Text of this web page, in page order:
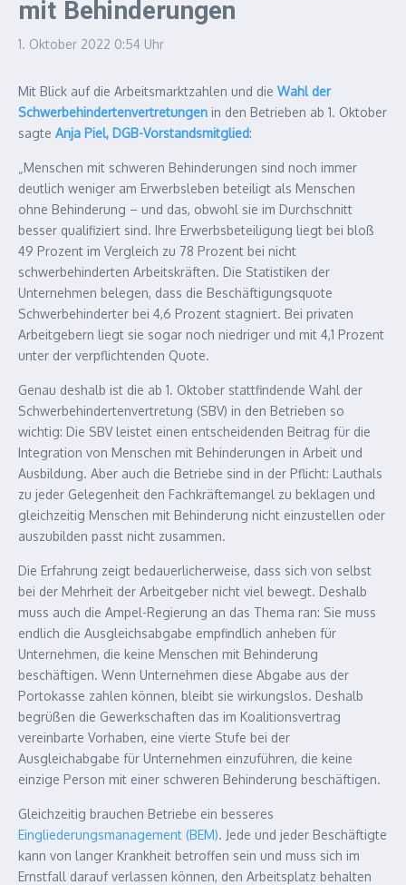
mit Behinderungen
1. Oktober 2022 0:54 Uhr
Mit Blick auf die Arbeitsmarktzahlen und die Wahl der
Schwerbehindertenvertretungen in den Betrieben ab 1. Oktober
sagte Anja Piel, DGB-Vorstandsmitglied:
„Menschen mit schweren Behinderungen sind noch immer
deutlich weniger am Erwerbsleben beteiligt als Menschen
ohne Behinderung – und das, obwohl sie im Durchschnitt
besser qualifiziert sind. Ihre Erwerbsbeteiligung liegt bei bloß
49 Prozent im Vergleich zu 78 Prozent bei nicht
schwerbehinderten Arbeitskräften. Die Statistiken der
Unternehmen belegen, dass die Beschäftigungsquote
Schwerbehinderter bei 4,6 Prozent stagniert. Bei privaten
Arbeitgebern liegt sie sogar noch niedriger und mit 4,1 Prozent
unter der verpflichtenden Quote.
Genau deshalb ist die ab 1. Oktober stattfindende Wahl der
Schwerbehindertenvertretung (SBV) in den Betrieben so
wichtig: Die SBV leistet einen entscheidenden Beitrag für die
Integration von Menschen mit Behinderungen in Arbeit und
Ausbildung. Aber auch die Betriebe sind in der Pflicht: Lauthals
zu jeder Gelegenheit den Fachkräftemangel zu beklagen und
gleichzeitig Menschen mit Behinderung nicht einzustellen oder
auszubilden passt nicht zusammen.
Die Erfahrung zeigt bedauerlicherweise, dass sich von selbst
bei der Mehrheit der Arbeitgeber nicht viel bewegt. Deshalb
muss auch die Ampel-Regierung an das Thema ran: Sie muss
endlich die Ausgleichsabgabe empfindlich anheben für
Unternehmen, die keine Menschen mit Behinderung
beschäftigen. Wenn Unternehmen diese Abgabe aus der
Portokasse zahlen können, bleibt sie wirkungslos. Deshalb
begrüßen die Gewerkschaften das im Koalitionsvertrag
vereinbarte Vorhaben, eine vierte Stufe bei der
Ausgleichabgabe für Unternehmen einzuführen, die keine
einzige Person mit einer schweren Behinderung beschäftigen.
Gleichzeitig brauchen Betriebe ein besseres
Eingliederungsmanagement (BEM). Jede und jeder Beschäftigte
kann von langer Krankheit betroffen sein und muss sich im
Ernstfall darauf verlassen können, den Arbeitsplatz behalten